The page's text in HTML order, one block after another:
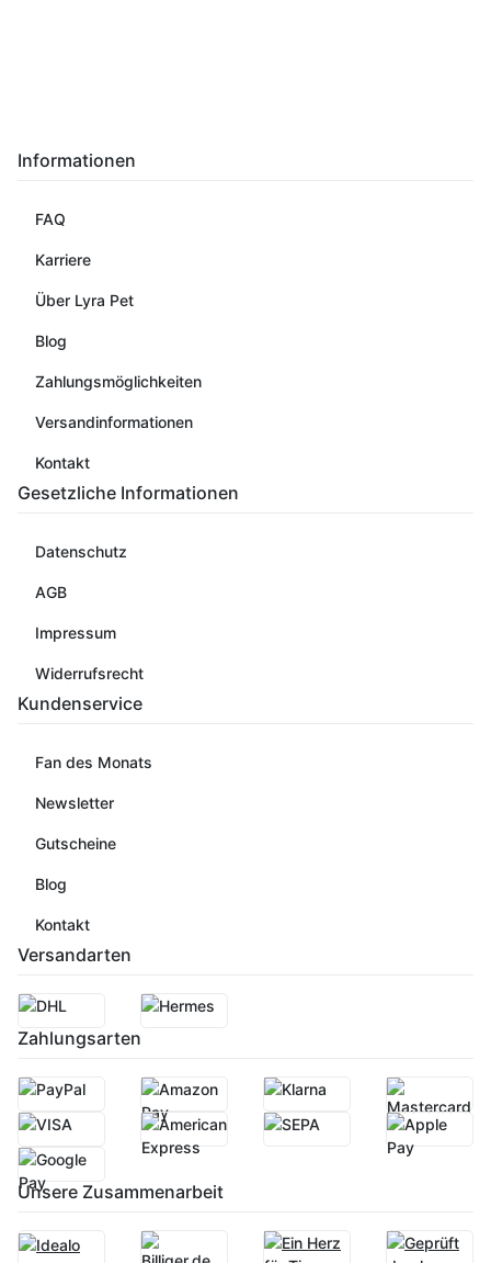
Informationen
FAQ
Karriere
Über Lyra Pet
Blog
Zahlungsmöglichkeiten
Versandinformationen
Kontakt
Gesetzliche Informationen
Datenschutz
AGB
Impressum
Widerrufsrecht
Kundenservice
Fan des Monats
Newsletter
Gutscheine
Blog
Kontakt
Versandarten
Zahlungsarten
Unsere Zusammenarbeit